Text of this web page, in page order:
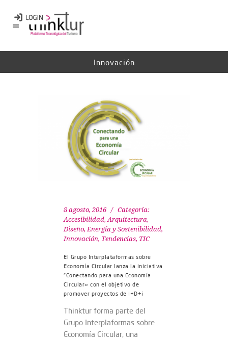
Innovación
8 agosto, 2016
Categoría:
Accesibilidad, Arquitectura,
Diseño, Energía y Sostenibilidad,
Innovación, Tendencias, TIC
El Grupo Interplataformas sobre
Economía Circular lanza la iniciativa
“Conectando para una Economía
Circular» con el objetivo de
promover proyectos de I+D+i
Thinktur forma parte del
Grupo Interplaformas sobre
Economía Circular, una